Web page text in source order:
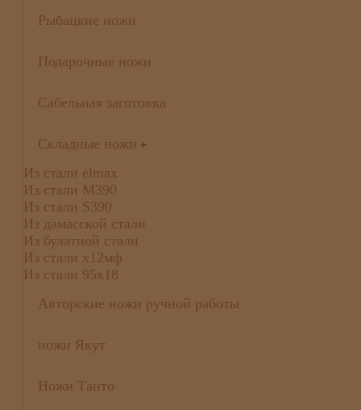
Рыбацкие ножи
Подарочные ножи
Сабельная заготовка
Складные ножи +
Из стали elmax
Из стали М390
Из стали S390
Из дамасской стали
Из булатной стали
Из стали х12мф
Из стали 95х18
Авторские ножи ручной работы
ножи Якут
Ножи Танто